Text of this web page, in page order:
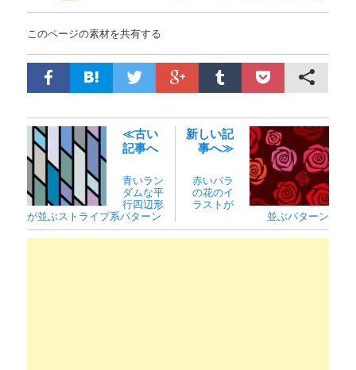
このページの素材を共有する
≪古い
記事へ
青いラン
ダムな平
行四辺形
が並ぶストライプ系パターン
新しい記
事へ≫
赤いバラ
の花のイ
ラストが
並ぶパターン